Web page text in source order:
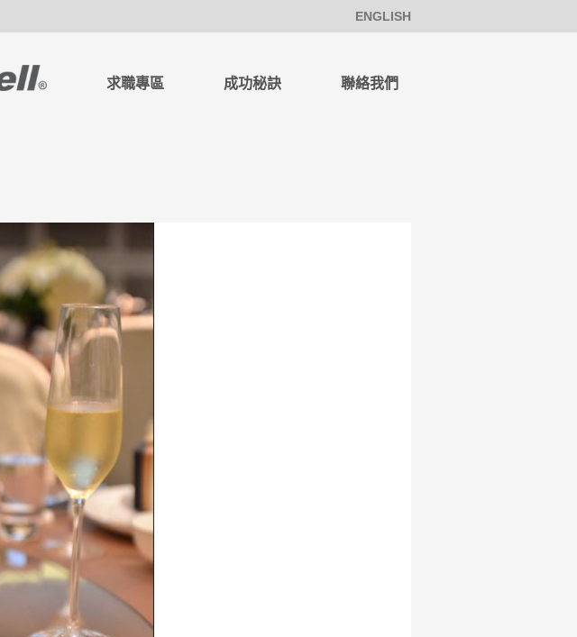
ENGLISH
求職專區 成功秘訣 聯絡我們